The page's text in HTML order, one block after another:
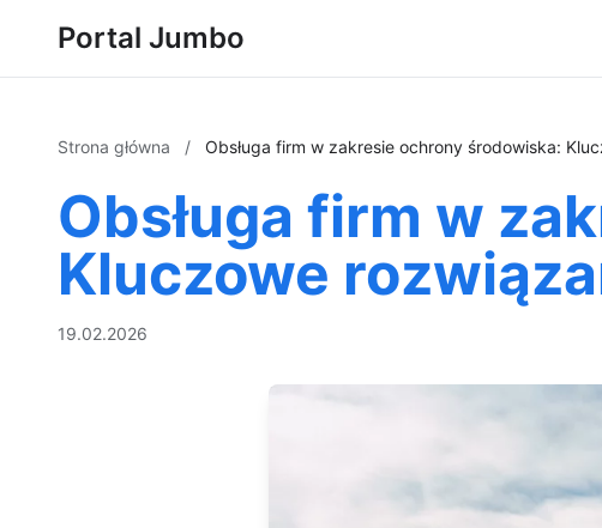
Portal Jumbo
Strona główna / Obsługa firm w zakresie ochrony środowiska:
Obsługa firm w
Kluczowe
19.02.2026